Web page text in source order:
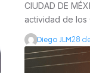
CIUDAD DE
actividad de los
Diego JLM28